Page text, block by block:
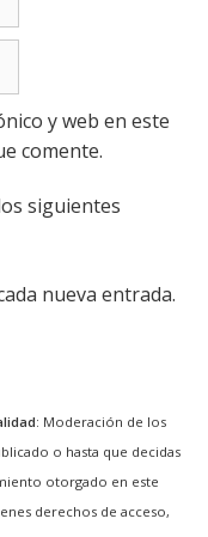
y web en este
comente.
siguientes
nueva entrada.
: Moderación de los
o hasta que decidas
otorgado en este
derechos de acceso,